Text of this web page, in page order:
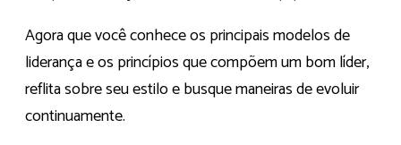
Agora que você conhece os principais modelos de
liderança e os princípios que compõem um bom líder,
reflita sobre seu estilo e busque maneiras de evoluir
continuamente.